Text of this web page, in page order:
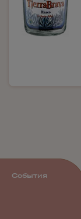
События